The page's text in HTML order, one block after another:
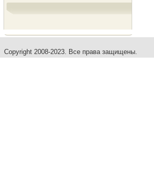
Copyright 2008-2023. Все права защищены.